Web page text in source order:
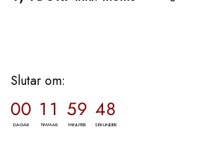
Slutar om:
00
DAGAR
11
TIMMAR
59
MINUTER
48
SEKUNDER